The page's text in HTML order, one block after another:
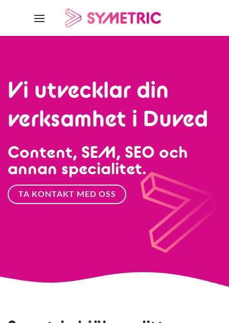
Vi utvecklar din
verksamhet i Duved
Content, SEM, SEO och
annan specialitet.
TA KONTAKT MED OSS